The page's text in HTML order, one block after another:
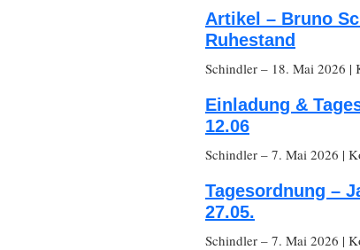
Artikel – Bruno
Ruhestand
Schindler – 18. Mai 2026 |
Einladung &
12.06
Schindler – 7. Mai 2026 |
Tagesordnung –
27.05.
Schindler – 7. Mai 2026 |